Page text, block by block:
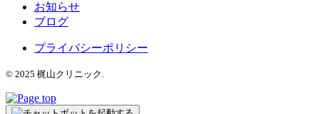
お知らせ
ブログ
プライバシーポリシー
© 2025 梶山クリニック.